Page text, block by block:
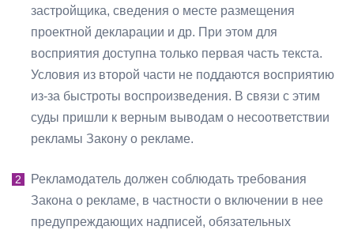
застройщика, сведения о месте размещения
проектной декларации и др. При этом для
восприятия доступна только первая часть текста.
Условия из второй части не поддаются восприятию
из-за быстроты воспроизведения. В связи с этим
суды пришли к верным выводам о несоответствии
рекламы Закону о рекламе.
Рекламодатель должен соблюдать требования
Закона о рекламе, в частности о включении в нее
предупреждающих надписей, обязательных